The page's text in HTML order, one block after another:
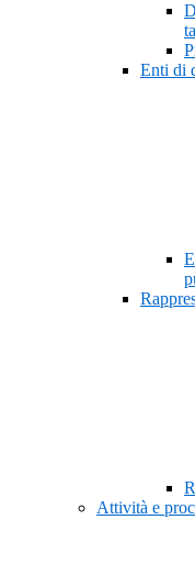
Enti di
Attività e